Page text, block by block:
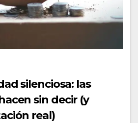
silenciosa: las
sin decir (y
real)